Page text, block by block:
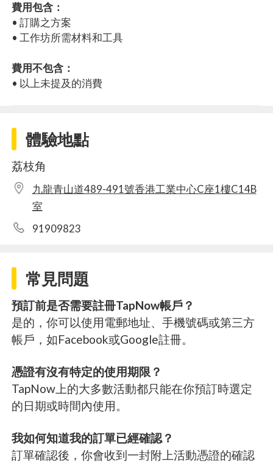
費用包含：
• 訂購之方案
• 工作坊所需材料和工具
費用不包含：
• 以上未提及的消費
體驗地點
荔枝角
九龍青山道489-491號香港工業中心C座1樓C14B
室
91909823
常見問題
預訂前是否需要註冊TapNow帳戶？
是的，你可以使用電郵地址、手機號碼或第三方
帳戶，如Facebook或Google註冊。
憑證有沒有特定的使用期限？
TapNow上的大多數活動都只能在你預訂時選定
的日期或時間內使用。
我如何知道我的訂單已經確認？
訂單確認後，你會收到一封附上活動憑證的確認